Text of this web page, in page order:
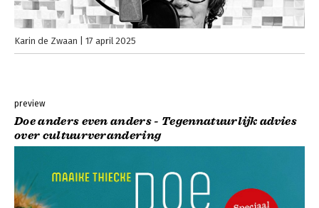
Karin de Zwaan 17 april 2025
preview
Doe anders even anders - Tegennatuurlijk advies
over cultuurverandering